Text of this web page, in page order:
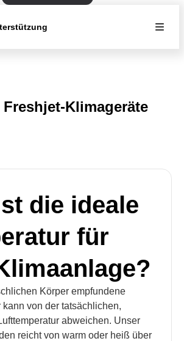
Freshjet-Klimageräte
die ideale
für
Körper empfundene
kann von der tatsächlichen,
abweichen. Unser
reicht von warm oder heiß über